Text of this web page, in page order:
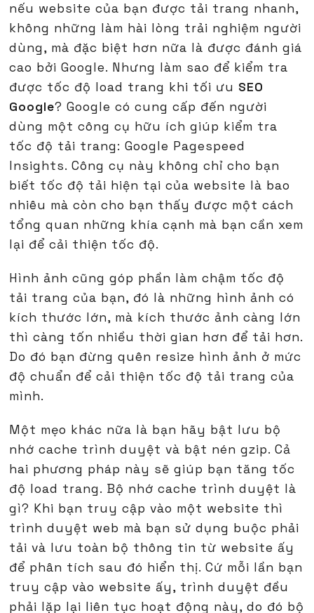
nếu website của bạn được tải trang nhanh,
không những làm hài lòng trải nghiệm người
dùng, mà đặc biệt hơn nữa là được đánh giá
cao bởi Google. Nhưng làm sao để kiểm tra
được tốc độ load trang khi tối ưu SEO
Google? Google có cung cấp đến người
dùng một công cụ hữu ích giúp kiểm tra
tốc độ tải trang: Google Pagespeed
Insights. Công cụ này không chỉ cho bạn
biết tốc độ tải hiện tại của website là bao
nhiêu mà còn cho bạn thấy được một cách
tổng quan những khía cạnh mà bạn cần xem
lại để cải thiện tốc độ.
Hình ảnh cũng góp phần làm chậm tốc độ
tải trang của bạn, đó là những hình ảnh có
kích thước lớn, mà kích thước ảnh càng lớn
thì càng tốn nhiều thời gian hơn để tải hơn.
Do đó bạn đừng quên resize hình ảnh ở mức
độ chuẩn để cải thiện tốc độ tải trang của
mình.
Một mẹo khác nữa là bạn hãy bật lưu bộ
nhớ cache trình duyệt và bật nén gzip. Cả
hai phương pháp này sẽ giúp bạn tăng tốc
độ load trang. Bộ nhớ cache trình duyệt là
gì? Khi bạn truy cập vào một website thì
trình duyệt web mà bạn sử dụng buộc phải
tải và lưu toàn bộ thông tin từ website ấy
để phân tích sau đó hiển thị. Cứ mỗi lần bạn
truy cập vào website ấy, trình duyệt đều
phải lặp lại liên tục hoạt động này, do đó bộ